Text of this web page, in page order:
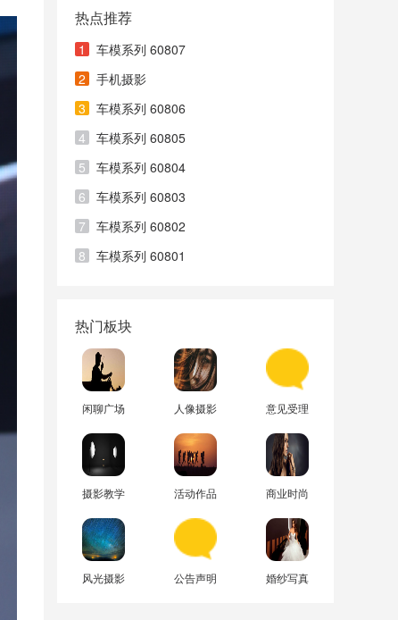
热点推荐
1
车模系列 60807
2
手机摄影
3
车模系列 60806
4
车模系列 60805
5
车模系列 60804
6
车模系列 60803
7
车模系列 60802
8
车模系列 60801
热门板块
闲聊广场 人像摄影 意见受理
摄影教学 活动作品 商业时尚
风光摄影 公告声明 婚纱写真